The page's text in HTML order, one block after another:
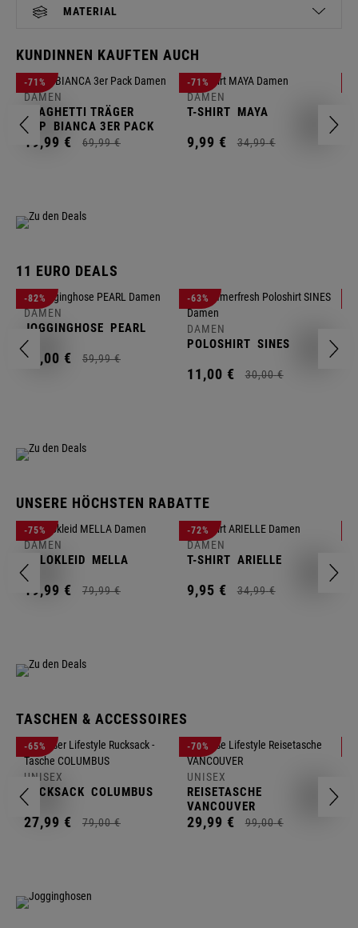
MATERIAL
KUNDINNEN KAUFTEN AUCH
-71%
DAMEN
SPAGHETTI TRÄGER
TOP
BIANCA 3ER PACK
19,99 € 69,99 €
-71%
DAMEN
T-SHIRT MAYA
9,99 € 34,99 €
11 EURO DEALS
-82%
DAMEN
JOGGINGHOSE PEARL
11,00 € 59,99 €
-63%
DAMEN
POLOSHIRT SINES
11,00 € 30,00 €
UNSERE HÖCHSTEN RABATTE
-75%
DAMEN
POLOKLEID MELLA
19,99 € 79,99 €
-72%
DAMEN
T-SHIRT ARIELLE
9,95 € 34,99 €
TASCHEN & ACCESSOIRES
-65%
UNISEX
RUCKSACK COLUMBUS
27,99 € 79,00 €
-70%
UNISEX
REISETASCHE
VANCOUVER
29,99 € 99,00 €